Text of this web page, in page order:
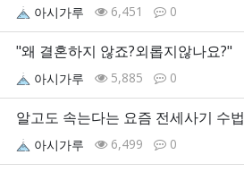
아시가루 6,451 0
"왜 결혼하지 않죠?외롭지않나요?"
아시가루 5,885 0
알고도 속는다는 요즘 전세사기 수법
아시가루 6,499 0